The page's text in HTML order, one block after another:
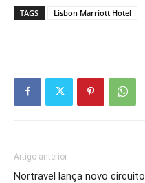
TAGS Lisbon Marriott Hotel
Artigo anterior
Nortravel lança novo circuito